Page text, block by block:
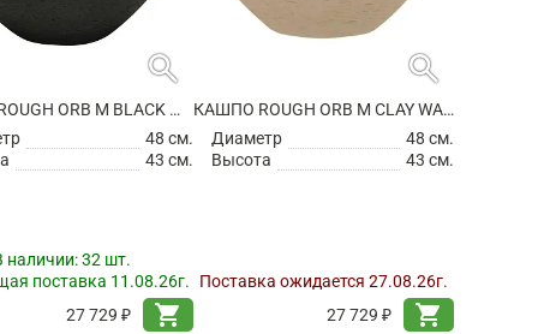
search
КАШПО ROUGH ORB M BLACK WASHED
48 см.
43 см.
наличии:32 шт.
поставка 11.08.26г.
27 729 ₽
shopping_cart
search
КАШПО ROUGH ORB M CLAY WASHED
Диаметр
48 см.
Высота
43 см.
Поставка ожидается 27.08.26г.
27 729 ₽
shopping_cart